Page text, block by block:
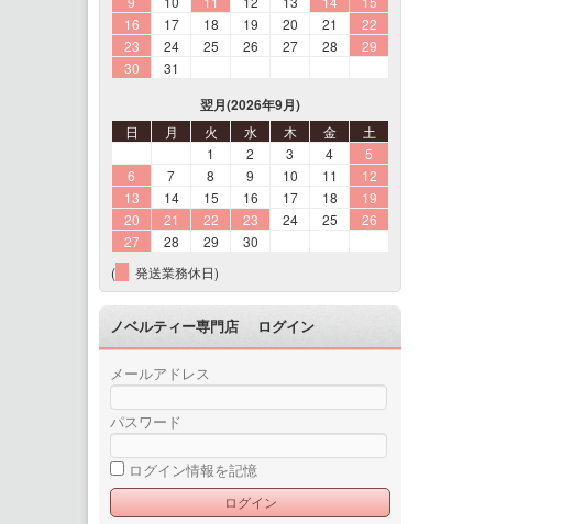
16
17 18 19 20 21
22
23
24 25 26 27 28
29
30
31
翌月(2026年9月)
日 月 火 水 木 金
土
1
2 3 4
5
6
7 8 9 10 11
12
13
14 15 16 17 18
19
20
21 22 23 24 25
26
27
28 29
30
(
発送業務休日)
ノベルティー専門店 ログイン
メールアドレス
パスワード
ログイン情報を記憶